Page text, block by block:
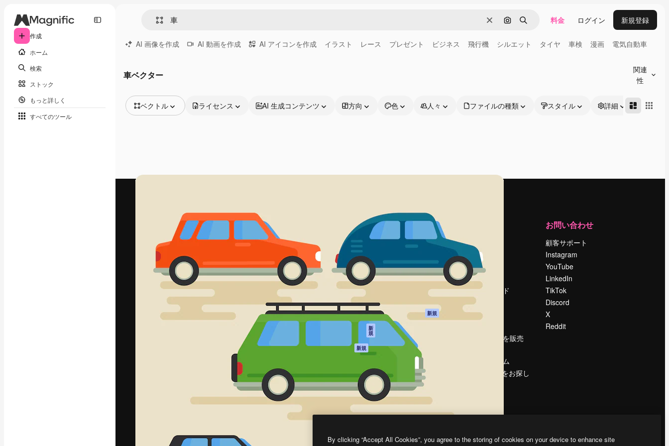
作成
ホーム
検索
ストック
もっと詳しく
すべてのツール
消去 画像で検索
検索 料金 ログイン 新規登録
AI 画像を作成 AI 動画を作成 AI アイコンを作成 イラスト レース プレゼント ビジネス 飛行機 シルエット タイヤ 車検 漫画 電気自動車
車ベクター
関連
性
ベクトル
動画
ライセンス AI 生成コンテンツ 方向 色 人々 ファイルの種類 スタイル 詳細
最高のクリエイティブ制作を導くためのプラ
ットフォーム。クリエイター、企業、代理
店、スタジオを含む100万人以上が利用して
います。
日本語
Spaces
AI アシスタント
AI 画像生成ツール
AI 動画生成ツール
AI 音声合成ツール
ストックコンテン
ツ
Claude/ChatGPT
新
規
エージェント 新規
モバイルアプリ
すべてのMagnificツ
ール
はじめに
Academy
サポート
利用規約
プライバシーポリ
オリジナル 新規
クッキーポリシー
トラストセンター
アフィリエイト
法人向け
料金
会社概要
Reviews
採用情報
検索トレンド
ブログ
イベント
コンテンツを販売
プレスルーム
magnific.aiをお探し
お問い合わせ
顧客サポート
Instagram
YouTube
LinkedIn
TikTok
Discord
X
Reddit
By clicking “Accept All Cookies”, you agree to the storing of cookies on your device to enhance site